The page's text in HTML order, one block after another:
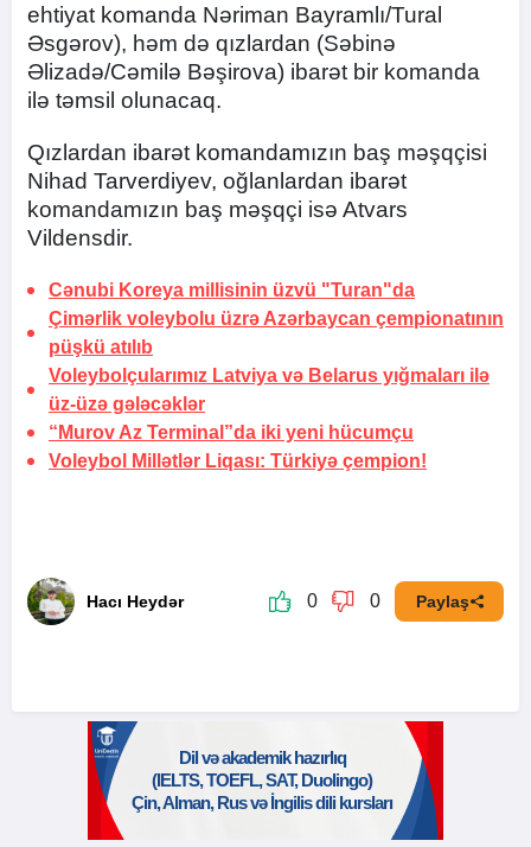
ehtiyat komanda Nəriman Bayramlı/Tural
Əsgərov), həm də qızlardan (Səbinə
Əlizadə/Cəmilə Bəşirova) ibarət bir komanda
ilə təmsil olunacaq.
Qızlardan ibarət komandamızın baş məşqçisi
Nihad Tarverdiyev, oğlanlardan ibarət
komandamızın baş məşqçi isə Atvars
Vildensdir.
Cənubi Koreya millisinin üzvü "Turan"da
Çimərlik voleybolu üzrə Azərbaycan çempionatının
püşkü atılıb
Voleybolçularımız Latviya və Belarus yığmaları ilə
üz-üzə gələcəklər
“Murov Az Terminal”da iki yeni hücumçu
Voleybol Millətlər Liqası: Türkiyə çempion!
Hacı Heydər 0 0 Paylaş